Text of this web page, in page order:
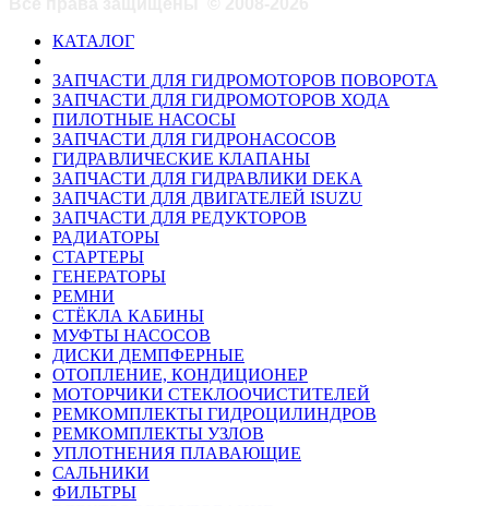
КАТАЛОГ
ЗАПЧАСТИ ДЛЯ ГИДРОМОТОРОВ ПОВОРОТА
ЗАПЧАСТИ ДЛЯ ГИДРОМОТОРОВ ХОДА
ПИЛОТНЫЕ НАСОСЫ
ЗАПЧАСТИ ДЛЯ ГИДРОНАСОСОВ
ГИДРАВЛИЧЕСКИЕ КЛАПАНЫ
ЗАПЧАСТИ ДЛЯ ГИДРАВЛИКИ DEKA
ЗАПЧАСТИ ДЛЯ ДВИГАТЕЛЕЙ ISUZU
ЗАПЧАСТИ ДЛЯ РЕДУКТОРОВ
РАДИАТОРЫ
СТАРТЕРЫ
ГЕНЕРАТОРЫ
РЕМНИ
СТЁКЛА КАБИНЫ
МУФТЫ НАСОСОВ
ДИСКИ ДЕМПФЕРНЫЕ
ОТОПЛЕНИЕ, КОНДИЦИОНЕР
МОТОРЧИКИ СТЕКЛООЧИСТИТЕЛЕЙ
РЕМКОМПЛЕКТЫ ГИДРОЦИЛИНДРОВ
РЕМКОМПЛЕКТЫ УЗЛОВ
УПЛОТНЕНИЯ ПЛАВАЮЩИЕ
САЛЬНИКИ
ФИЛЬТРЫ